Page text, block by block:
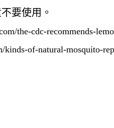
要使用。
the-cdc-recommends-
of-natural-mosquito-